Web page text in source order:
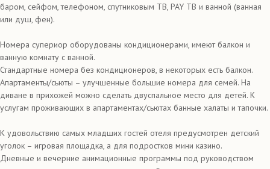
баром, сейфом, телефоном, спутниковым ТВ, PAY ТВ и ванной (ванная
или душ, фен).
Номера супериор оборудованы кондиционерами, имеют балкон и
ванную комнату с ванной.
Стандартные номера без кондиционеров, в некоторых есть балкон.
Апартаменты/сьюты – улучшенные большие номера для семей. На
диване в прихожей можно сделать двуспальное место для детей. К
услугам проживающих в апартаментах/сьютах банные халаты и тапочки.
К удовольствию самых младших гостей отеля предусмотрен детский
уголок – игровая площадка, а для подростков мини казино.
Дневные и вечерние анимационные программы под руководством